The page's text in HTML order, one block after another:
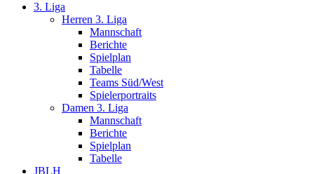
3. Liga
Herren 3. Liga
Mannschaft
Berichte
Spielplan
Tabelle
Teams Süd/West
Spielerportraits
Damen 3. Liga
Mannschaft
Berichte
Spielplan
Tabelle
JBLH